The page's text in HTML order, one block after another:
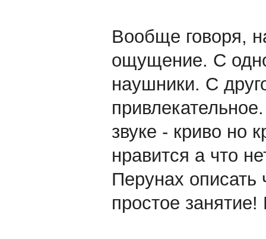
Вообще говоря,
ощущение. С
наушники. С
звуке - криво но
нравится а что
Перунах описать
простое